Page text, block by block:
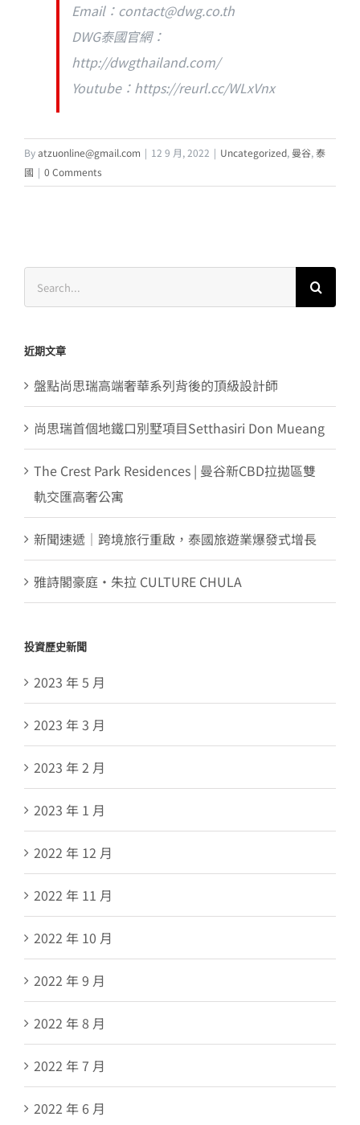
Email： contact@dwg.co.th
DWG泰國官網：
http://dwgthailand.com/
Youtube：https://reurl.cc/WLxVnx
Byatzuonline@gmail.com | 12 9 月, 2022 | Uncategorized, 曼谷, 泰
國 | 0 Comments
Search
for:
近期文章
盤點尚思瑞高端奢華系列背後的頂級設計師
尚思瑞首個地鐵口別墅項目Setthasiri Don Mueang
The Crest Park Residences | 曼谷新CBD拉拋區雙
軌交匯高奢公寓
新聞速遞｜跨境旅行重啟，泰國旅遊業爆發式增長
雅詩閣豪庭・朱拉 CULTURE CHULA
投資歷史新聞
2023 年 5 月
2023 年 3 月
2023 年 2 月
2023 年 1 月
2022 年 12 月
2022 年 11 月
2022 年 10 月
2022 年 9 月
2022 年 8 月
2022 年 7 月
2022 年 6 月